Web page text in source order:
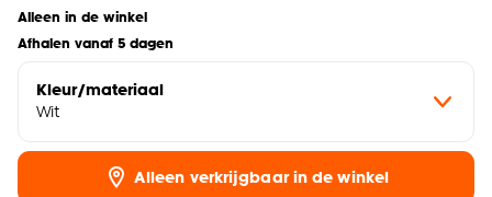
Alleen in de winkel
Afhalen vanaf 5 dagen
Kleur/materiaal
Wit
Alleen verkrijgbaar in de winkel